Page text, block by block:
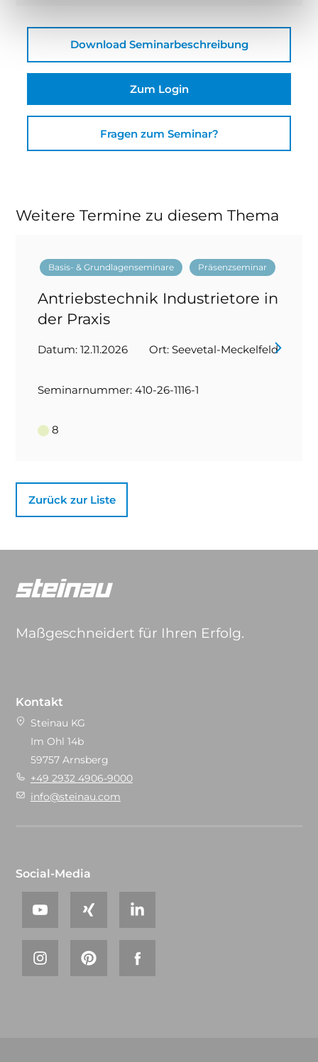
Download Seminarbeschreibung
Zum Login
Fragen zum Seminar?
Weitere Termine zu diesem Thema
Basis- & Grundlagenseminare Präsenzseminar
Antriebstechnik Industrietore in
der Praxis
Datum: 12.11.2026 Ort: Seevetal-Meckelfeld
Seminarnummer: 410-26-1116-1
8
Zurück zur Liste
Maßgeschneidert für Ihren Erfolg.
Kontakt
Steinau KG
Im Ohl 14b
59757 Arnsberg
+49 2932 4906-9000
info@steinau.com
Social-Media